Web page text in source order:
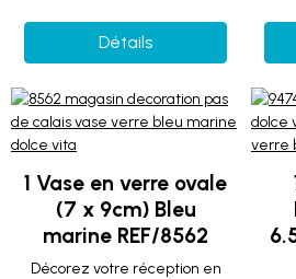
Détails
1 Vase en verre ovale
(7 x 9cm) Bleu
marine REF/8562
Décorez votre réception en